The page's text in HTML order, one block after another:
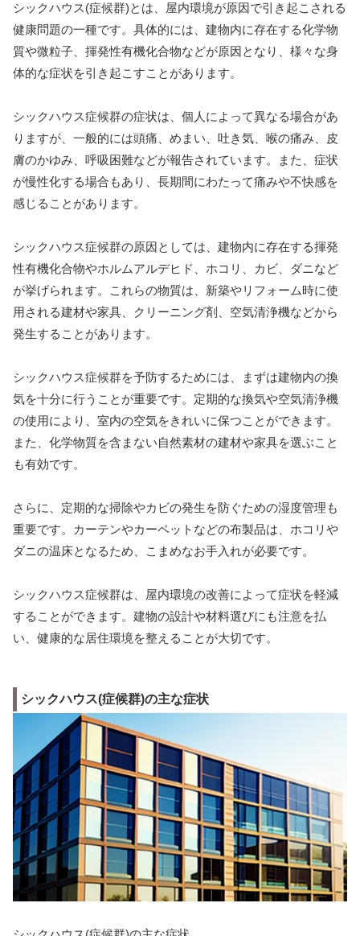
シックハウス(症候群)とは、屋内環境が原因で引き起こされる
健康問題の一種です。具体的には、建物内に存在する化学物
質や微粒子、揮発性有機化合物などが原因となり、様々な身
体的な症状を引き起こすことがあります。
シックハウス症候群の症状は、個人によって異なる場合があ
りますが、一般的には頭痛、めまい、吐き気、喉の痛み、皮
膚のかゆみ、呼吸困難などが報告されています。また、症状
が慢性化する場合もあり、長期間にわたって痛みや不快感を
感じることがあります。
シックハウス症候群の原因としては、建物内に存在する揮発
性有機化合物やホルムアルデヒド、ホコリ、カビ、ダニなど
が挙げられます。これらの物質は、新築やリフォーム時に使
用される建材や家具、クリーニング剤、空気清浄機などから
発生することがあります。
シックハウス症候群を予防するためには、まずは建物内の換
気を十分に行うことが重要です。定期的な換気や空気清浄機
の使用により、室内の空気をきれいに保つことができます。
また、化学物質を含まない自然素材の建材や家具を選ぶこと
も有効です。
さらに、定期的な掃除やカビの発生を防ぐための湿度管理も
重要です。カーテンやカーペットなどの布製品は、ホコリや
ダニの温床となるため、こまめなお手入れが必要です。
シックハウス症候群は、屋内環境の改善によって症状を軽減
することができます。建物の設計や材料選びにも注意を払
い、健康的な居住環境を整えることが大切です。
シックハウス(症候群)の主な症状